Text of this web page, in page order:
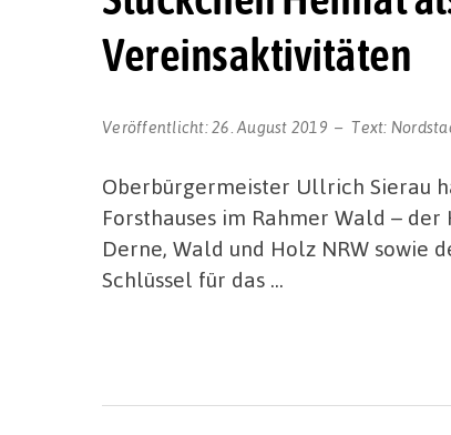
Vereinsaktivitäten
Veröffentlicht:26. August 2019 Text:
Oberbürgermeister Ullrich Sierau
Forsthauses im Rahmer Wald –
Derne, Wald und Holz NRW sowie
Schlüssel für das …